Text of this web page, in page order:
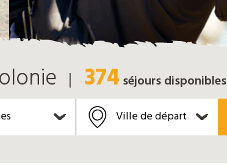
374 séjoursdisponibles
Ville de départ